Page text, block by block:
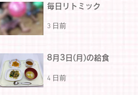
毎日リトミック
3 日前
8月3日(月)の給食
4 日前